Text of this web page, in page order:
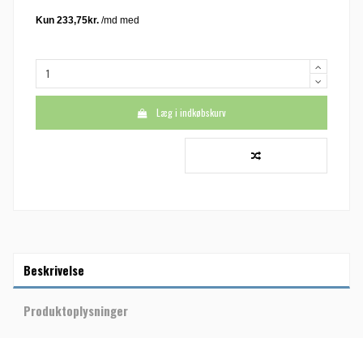
Læg i indkøbskurv
Beskrivelse
Produktoplysninger